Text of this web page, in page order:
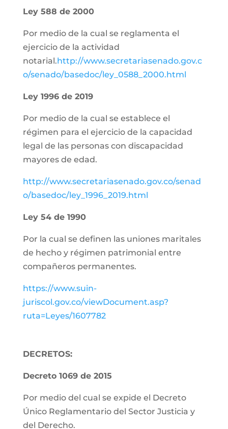
Ley 588 de 2000
Por medio de la cual se reglamenta el
ejercicio de la actividad
notarial.http://www.secretariasenado.gov.c
o/senado/basedoc/ley_0588_2000.html
Ley 1996 de 2019
Por medio de la cual se establece el
régimen para el ejercicio de la capacidad
legal de las personas con discapacidad
mayores de edad.
http://www.secretariasenado.gov.co/senad
o/basedoc/ley_1996_2019.html
Ley 54 de 1990
Por la cual se definen las uniones maritales
de hecho y régimen patrimonial entre
compañeros permanentes.
https://www.suin-
juriscol.gov.co/viewDocument.asp?
ruta=Leyes/1607782
DECRETOS:
Decreto 1069 de 2015
Por medio del cual se expide el Decreto
Único Reglamentario del Sector Justicia y
del Derecho.